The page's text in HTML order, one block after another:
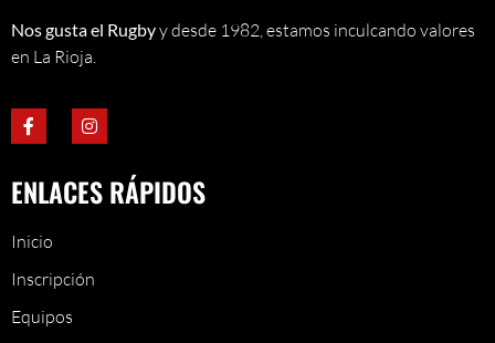
Nos gusta el Rugbyy desde 1982, estamos inculcando valores
en La Rioja.
ENLACES RÁPIDOS
Inicio
Inscripción
Equipos